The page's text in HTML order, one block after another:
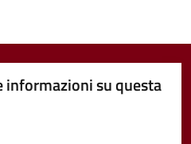
informazioni su questa